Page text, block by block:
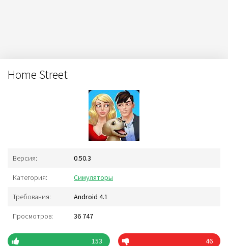
Home Street
Версия: 0.50.3
Категория: Симуляторы
Требования: Android 4.1
Просмотров: 36 747
153 46